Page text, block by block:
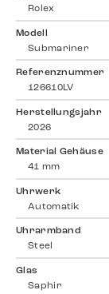
Rolex
Modell
Submariner
Referenznummer
126610LV
Herstellungsjahr
2026
Material Gehäuse
41 mm
Uhrwerk
Automatik
Uhrarmband
Steel
Glas
Saphir